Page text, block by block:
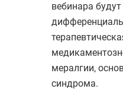
вебинара
мералгии,
синдрома.